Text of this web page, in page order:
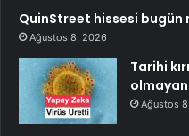
QuinStreet hissesi bugün
Ağustos 8, 2026
Tarihi
Ağustos